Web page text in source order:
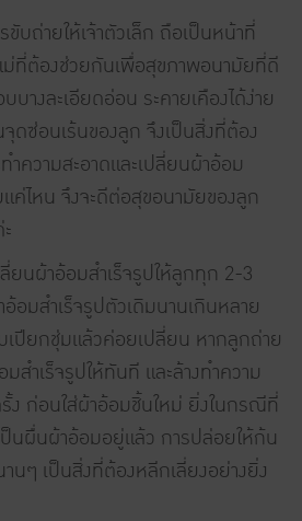
ายให้เจ้าตัวเล็ก ถือเป็นหน้าที่
ต้องช่วยกันเพื่อสุขภาพอนามัยที่ดี
างละเอียดอ่อน ระคายเคืองได้ง่าย
ดซ่อนเร้นของลูก จึงเป็นสิ่งที่ต้อง
ำความสะอาดและเปลี่ยนผ้าอ้อม
ค่ไหน จึงจะดีต่อสุขอนามัยของลูก
าอ้อมสำเร็จรูปให้ลูกทุก 2-3
อ้อมสำเร็จรูปตัวเดิมนานเกินหลาย
เปียกชุ่มแล้วค่อยเปลี่ยน หากลูกถ่าย
สำเร็จรูปให้ทันที และล้างทำความ
ง ก่อนใส่ผ้าอ้อมชิ้นใหม่ ยิ่งในกรณีที่
นผื่นผ้าอ้อมอยู่แล้ว การปล่อยให้ก้น
นๆ เป็นสิ่งที่ต้องหลีกเลี่ยงอย่างยิ่ง